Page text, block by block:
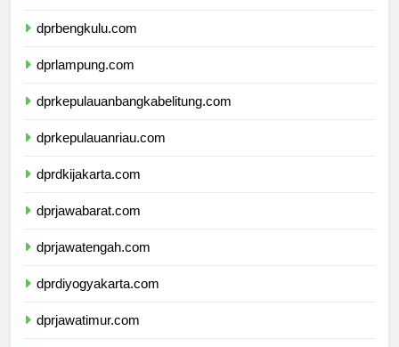
dprbengkulu.com
dprlampung.com
dprkepulauanbangkabelitung.com
dprkepulauanriau.com
dprdkijakarta.com
dprjawabarat.com
dprjawatengah.com
dprdiyogyakarta.com
dprjawatimur.com